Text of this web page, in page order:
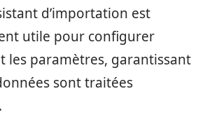
d’importation est
utile pour configurer
les paramètres, garantissant
sont traitées